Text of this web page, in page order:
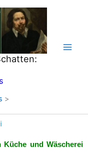
Küche und Wäscherei